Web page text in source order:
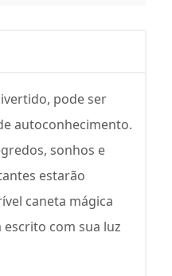
pode ser
autoconhecimento.
sonhos e
estarão
caneta mágica
escrito com sua luz